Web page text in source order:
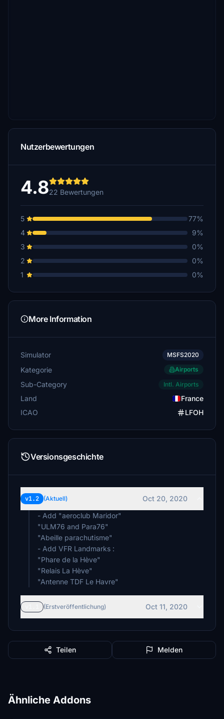
Nutzerbewertungen
4.822 Bewertungen
5
77%
4
9%
3
0%
2
0%
1
0%
More Information
Simulator MSFS2020
Kategorie Airports
Sub-Category Intl. Airports
Land
France
ICAO
LFOH
Versionsgeschichte
v1.2 (Aktuell)
Oct 20, 2020
- Add "aeroclub Maridor"
"ULM76 and Para76"
"Abeille parachutisme"
- Add VFR Landmarks :
"Phare de la Hève"
"Relais La Hève"
"Antenne TDF Le Havre"
(Erstveröffentlichung) Oct 11, 2020
Teilen Melden
Ähnliche Addons